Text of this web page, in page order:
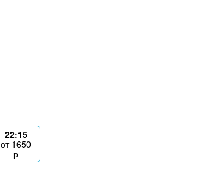
22:15
от 1650
р